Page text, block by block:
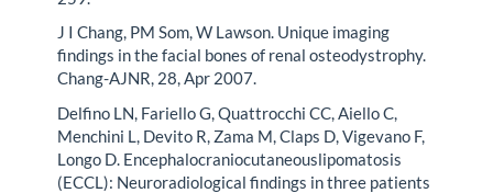
J I Chang, PM Som, W Lawson. Unique imaging
findings in the facial bones of renal osteodystrophy.
Chang-AJNR, 28, Apr 2007.
Delfino LN, Fariello G, Quattrocchi CC, Aiello C,
Menchini L, Devito R, Zama M, Claps D, Vigevano F,
Longo D. Encephalocraniocutaneouslipomatosis
(ECCL): Neuroradiological findings in three patients